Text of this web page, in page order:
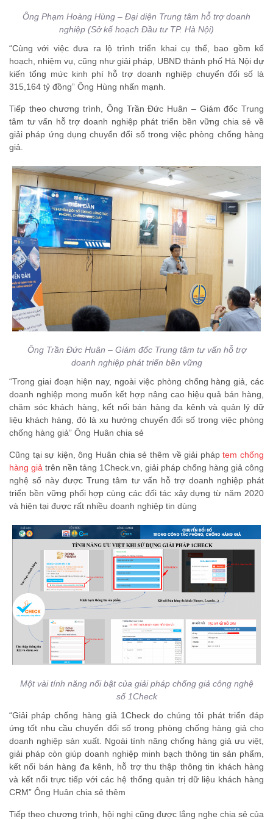
Ông Phạm Hoàng Hùng – Đại diện Trung tâm hỗ trợ doanh
nghiệp (Sở kế hoạch Đầu tư TP. Hà Nội)
“Cùng với việc đưa ra lộ trình triển khai cụ thể, bao gồm kế
hoạch, nhiệm vụ, cũng như giải pháp, UBND thành phố Hà Nội dự
kiến tổng mức kinh phí hỗ trợ doanh nghiệp chuyển đổi số là
315,164 tỷ đồng” Ông Hùng nhấn mạnh.
Tiếp theo chương trình, Ông Trần Đức Huân – Giám đốc Trung
tâm tư vấn hỗ trợ doanh nghiệp phát triển bền vững chia sẻ về
giải pháp ứng dụng chuyển đổi số trong việc phòng chống hàng
giả.
Ông Trần Đức Huân – Giám đốc Trung tâm tư vấn hỗ trợ
doanh nghiệp phát triển bền vững
“Trong giai đoạn hiện nay, ngoài việc phòng chống hàng giả, các
doanh nghiệp mong muốn kết hợp nâng cao hiệu quả bán hàng,
chăm sóc khách hàng, kết nối bán hàng đa kênh và quản lý dữ
liệu khách hàng, đó là xu hướng chuyển đổi số trong việc phòng
chống hàng giả” Ông Huân chia sẻ
Cũng tại sự kiện, ông Huân chia sẻ thêm về giải pháptem chống
hàng giả trên nền tảng 1Check.vn, giải pháp chống hàng giả công
nghệ số này được Trung tâm tư vấn hỗ trợ doanh nghiệp phát
triển bền vững phối hợp cùng các đối tác xây dựng từ năm 2020
và hiện tại được rất nhiều doanh nghiệp tin dùng
Một vài tính năng nổi bật của giải pháp chống giả công nghệ
số 1Check
“Giải pháp chống hàng giả 1Check do chúng tôi phát triển đáp
ứng tốt nhu cầu chuyển đổi số trong phòng chống hàng giả cho
doanh nghiệp sản xuất. Ngoài tính năng chống hàng giả ưu việt,
giải pháp còn giúp doanh nghiệp minh bạch thông tin sản phẩm,
kết nối bán hàng đa kênh, hỗ trợ thu thập thông tin khách hàng
và kết nối trực tiếp với các hệ thống quản trị dữ liệu khách hàng
CRM” Ông Huân chia sẻ thêm
Tiếp theo chương trình, hội nghị cũng được lắng nghe chia sẻ của